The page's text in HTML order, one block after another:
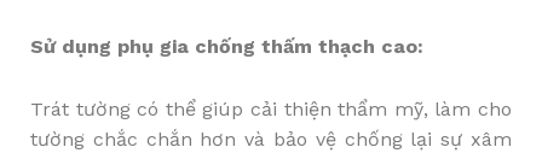
Sử dụng phụ gia chống thấm thạch cao:
Trát tường có thể giúp cải thiện thẩm mỹ, làm cho
tường chắc chắn hơn và bảo vệ chống lại sự xâm